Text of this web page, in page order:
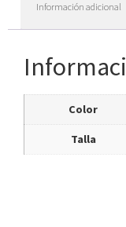
Información adicional
Color
Talla